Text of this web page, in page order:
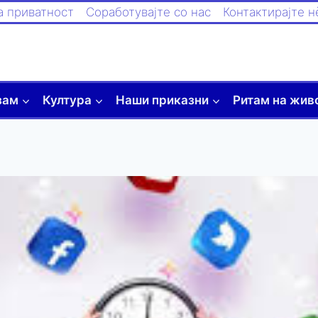
приватност Соработувајте со нас Контактирајте
Култура Наши приказни Ритам на